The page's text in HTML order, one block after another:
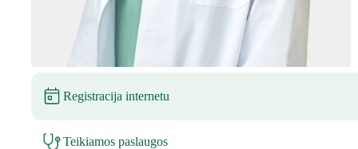
Registracija internetu
Teikiamos paslaugos